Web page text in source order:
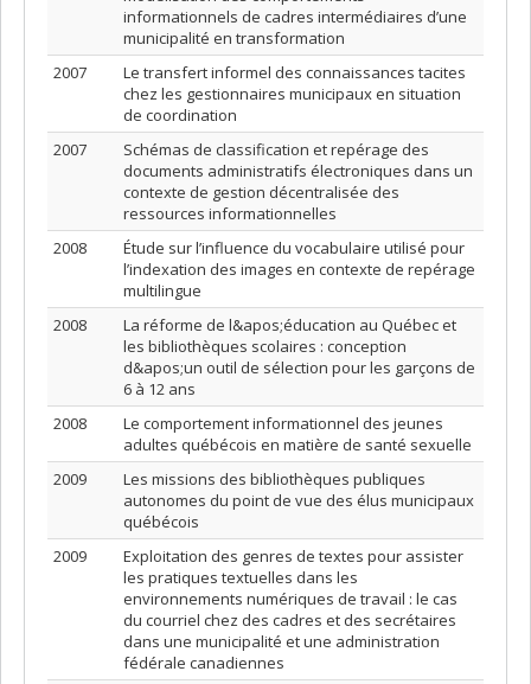
informationnels de cadres intermédiaires d’une
municipalité en transformation
2007
Le transfert informel des connaissances tacites
chez les gestionnaires municipaux en situation
de coordination
2007
Schémas de classification et repérage des
documents administratifs électroniques dans un
contexte de gestion décentralisée des
ressources informationnelles
2008
Étude sur l’influence du vocabulaire utilisé pour
l’indexation des images en contexte de repérage
multilingue
2008
La réforme de l&apos;éducation au Québec et
les bibliothèques scolaires : conception
d&apos;un outil de sélection pour les garçons de
6 à 12 ans
2008
Le comportement informationnel des jeunes
adultes québécois en matière de santé sexuelle
2009
Les missions des bibliothèques publiques
autonomes du point de vue des élus municipaux
québécois
2009
Exploitation des genres de textes pour assister
les pratiques textuelles dans les
environnements numériques de travail : le cas
du courriel chez des cadres et des secrétaires
dans une municipalité et une administration
fédérale canadiennes